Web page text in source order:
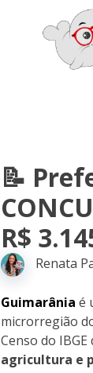
📝
R$
Renata
Guimarânia é
microrregião
Censo do IBGE
agricultura e